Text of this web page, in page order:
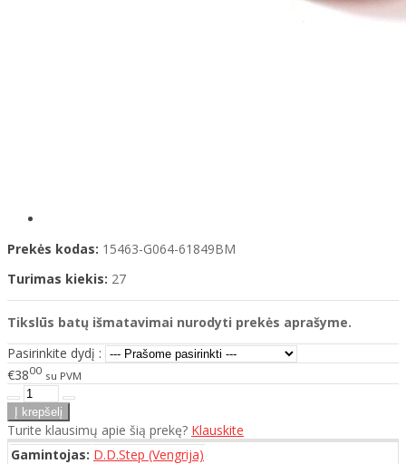
Prekės kodas: 15463-G064-61849BM
Turimas kiekis: 27
Tikslūs batų išmatavimai nurodyti prekės aprašyme.
Pasirinkite dydį :
€3800 su PVM
Turite klausimų apie šią prekę? Klauskite
Gamintojas: D.D.Step (Vengrija)